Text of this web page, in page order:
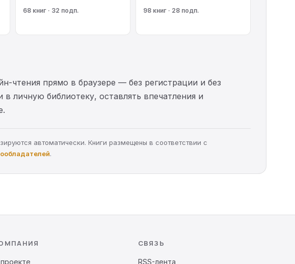
68 книг · 32 подп. 98 книг · 28 подп.
чтения прямо в браузере — без регистрации и без
личную библиотеку, оставлять впечатления и
автоматически. Книги размещены в соответствии с
.
СВЯЗЬ
RSS-лента